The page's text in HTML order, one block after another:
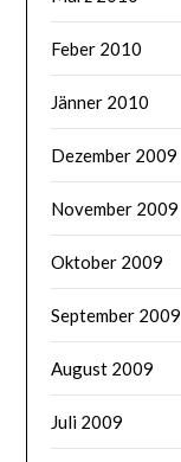
Feber 2010
Jänner 2010
Dezember 2009
November 2009
Oktober 2009
September 2009
August 2009
Juli 2009